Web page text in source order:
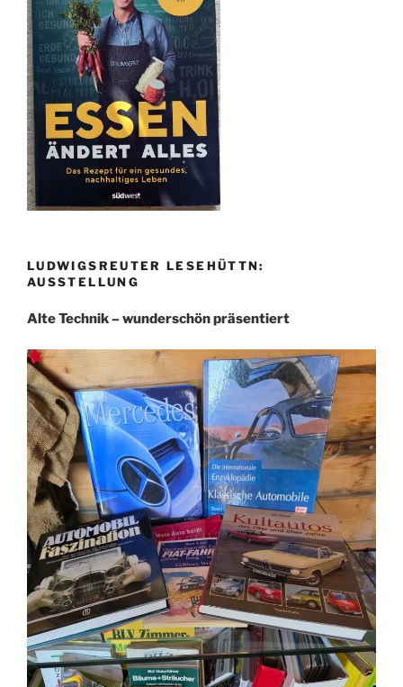
LUDWIGSREUTER LESEHÜTTN:
AUSSTELLUNG
Alte Technik – wunderschön präsentiert